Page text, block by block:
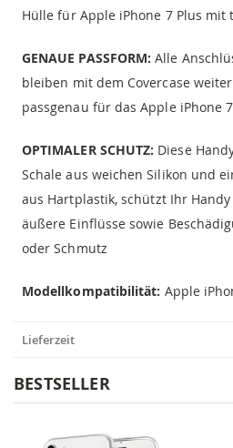
Hülle für Apple iPhone 7 Plus mit
GENAUE PASSFORM: Alle
bleiben mit dem Covercase
passgenau für das Apple iPhone
OPTIMALER SCHUTZ: Diese
Schale aus weichen Silikon und
aus Hartplastik, schützt Ihr
äußere Einflüsse sowie
oder Schmutz
Modellkompatibilität: Apple
Lieferzeit
BESTSELLER